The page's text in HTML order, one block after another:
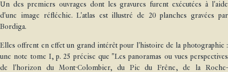
Un des premiers ouvrages dont les gravures furent exécutées à l'aide
d'une image réfléchie. L'atlas est illustré de 20 planches gravées par
Bordiga.
Elles offrent en effet un grand intérêt pour l'histoire de la photographie :
une note tome I, p. 25 précise que "Les panoramas ou vues perspectives
de l'horizon du Mont-Colombier, du Pic du Frêne, de la Roche-